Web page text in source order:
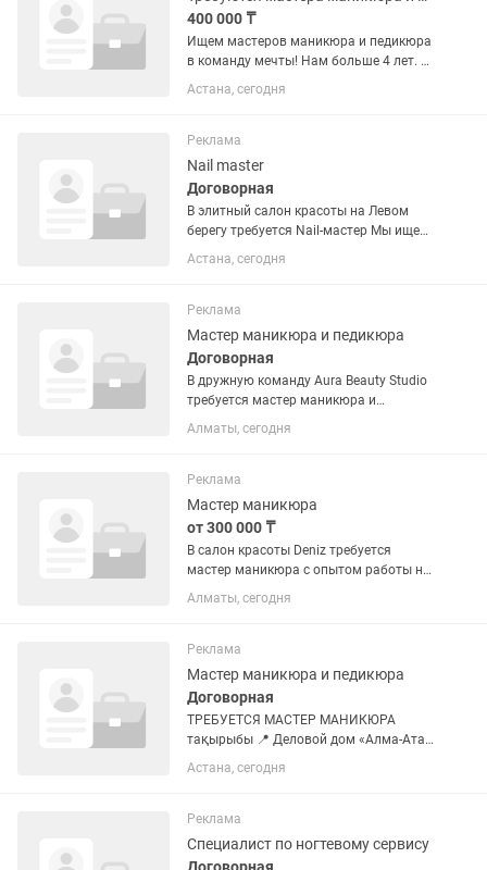
400 000 ₸
Ищем мастеров маникюра и педикюра
в команду мечты! Нам больше 4 лет. 2
филиала. Клиентская база очень
хорошая. Работаем 50/50. Все
только ответственность, вежливость,...
Астана, сегодня
Реклама
Nail master
Договорная
В элитный салон красоты на Левом
берегу требуется Nail-мастер Мы ищем
профессионала, который любит своё
дело и умеет создавать безупречный
Астана, сегодня
Реклама
Мастер маникюра и педикюра
Договорная
В дружную команду Aura Beauty Studio
требуется мастер маникюра и
педикюра с опытом работы Мы
предлагаем: • Работа на процентах •
Продвижение через SMM, таргетолога...
Алматы, сегодня
Реклама
Мастер маникюра
от 300 000 ₸
В салон красоты Deniz требуется
мастер маникюра с опытом работы на
% или аренду 📍 Адрес: район 1 Алматы
Сейфуллина 9а Тц Жибек Жолы
Алматы, сегодня
Реклама
Мастер маникюра и педикюра
Договорная
ТРЕБУЕТСЯ МАСТЕР МАНИКЮРА
тақырыбы 📍 Деловой дом «Алма-Ата»
📞
Астана, сегодня
Реклама
Специалист по ногтевому сервису